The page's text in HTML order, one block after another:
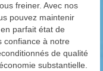
freiner. Avec nos
pouvez maintenir
parfait état de
confiance à notre
de qualité
substantielle.